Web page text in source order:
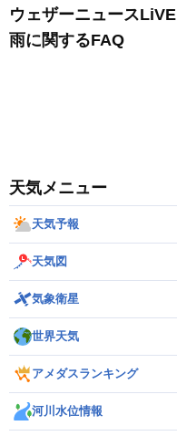
ウェザーニュースLiVE
雨に関するFAQ
天気メニュー
天気予報
天気図
気象衛星
世界天気
アメダスランキング
河川水位情報